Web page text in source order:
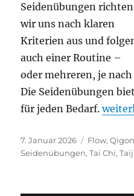
Seidenübungen richten
wir uns nach klaren
Kriterien aus und
auch einer Routine –
oder mehreren, je
Die Seidenübungen
für jeden Bedarf.
Veröffentlicht
am
7. Januar 2026 Flow,
Seidenübungen,Tai Chi,